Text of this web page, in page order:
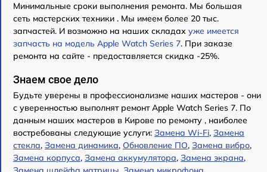
Минимальные сроки выполнения ремонта. Мы большая
сеть мастерских техники . Мы имеем более 20 тыс.
запчастей. И возможно на наших складах уже имеется
запчасть на модель Apple Watch Series 7. При заказе
ремонта на сайте - предоставляется скидка -25%.
Знаем свое дело
Будьте уверены в профессионализме наших мастеров - они
с уверенностью выполнят ремонт Apple Watch Series 7. По
данным наших мастеров в Кирове по ремонту , наиболее
востребованы следующие услуги: Замена Wi-Fi, Замена
стекла, Замена динамика, Обновление ПО, Замена вибро,
Замена корпуса, Замена аккумулятора, Замена экрана,